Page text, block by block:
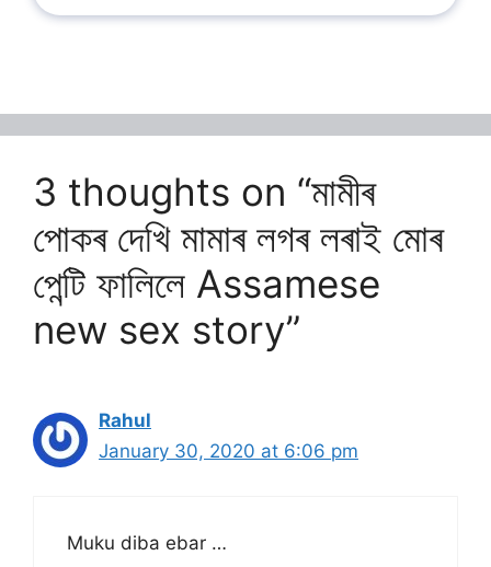
3 thoughts on “মামীৰ
পোকৰ দেখি মামাৰ লগৰ লৰাই মোৰ
পেন্টি ফালিলে Assamese
new sex story”
Rahul
January 30, 2020 at 6:06 pm
Muku diba ebar …